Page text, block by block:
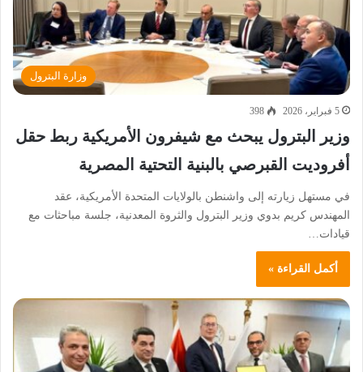
وزارة البترول
5 فبراير، 2026 398
وزير البترول يبحث مع شيفرون الأمريكية ربط حقل
أفروديت القبرصي بالبنية التحتية المصرية
في مستهل زيارته إلى واشنطن بالولايات المتحدة الأمريكية، عقد
المهندس كريم بدوي وزير البترول والثروة المعدنية، جلسة مباحثات مع
قيادات…
أكمل القراءة »